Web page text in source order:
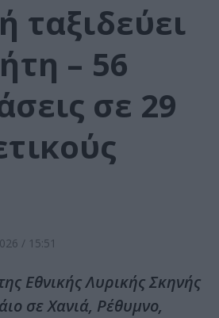
ταξιδεύει
– 56
σε 29
/ 15:51
Εθνικής Λυρικής Σκηνής
σε Χανιά, Ρέθυμνο,